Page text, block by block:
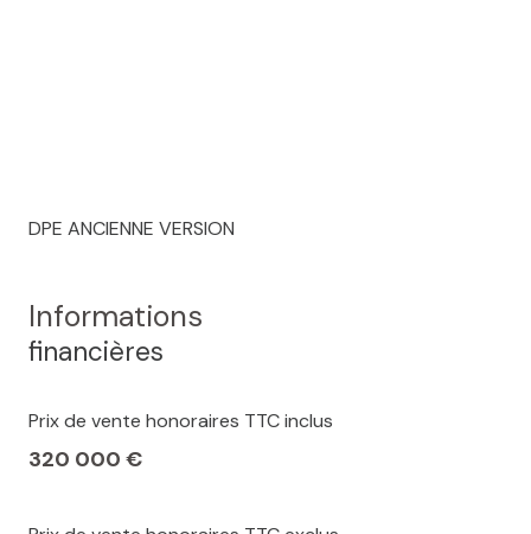
DPE ANCIENNE VERSION
Informations
financières
Prix de vente honoraires TTC inclus
320 000 €